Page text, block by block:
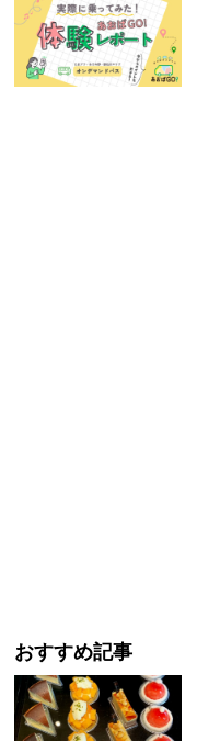
おすすめ記事